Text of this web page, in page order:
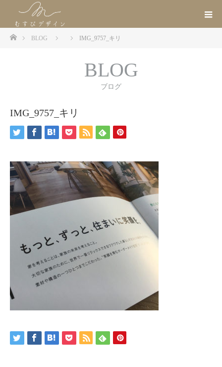
ホームBLOG IMG_9757_キリ
BLOG
ブログ
IMG_9757_キリ